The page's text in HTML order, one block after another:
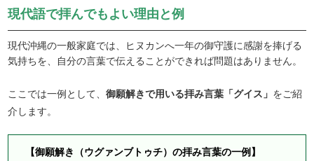
現代語で拝んでもよい理由と例
現代沖縄の一般家庭では、ヒヌカンへ一年の御守護に感謝を捧げる
気持ちを、自分の言葉で伝えることができれば問題はありません。
ここでは一例として、御願解きで用いる拝み言葉「グイス」 をご紹
介します。
【御願解き（ウグァンブトゥチ）の拝み言葉の一例】